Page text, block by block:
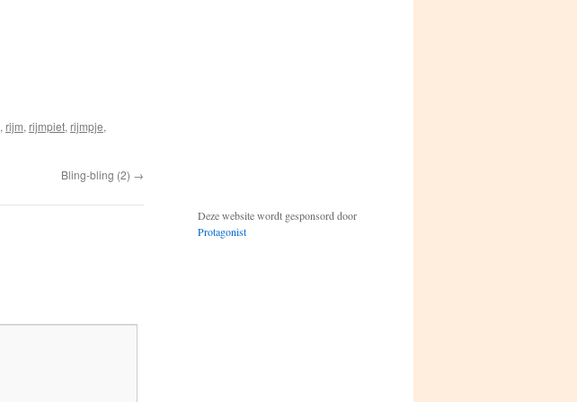
, rijm, rijmpiet, rijmpje,
Bling-bling (2) →
Deze website wordt gesponsord door
Protagonist